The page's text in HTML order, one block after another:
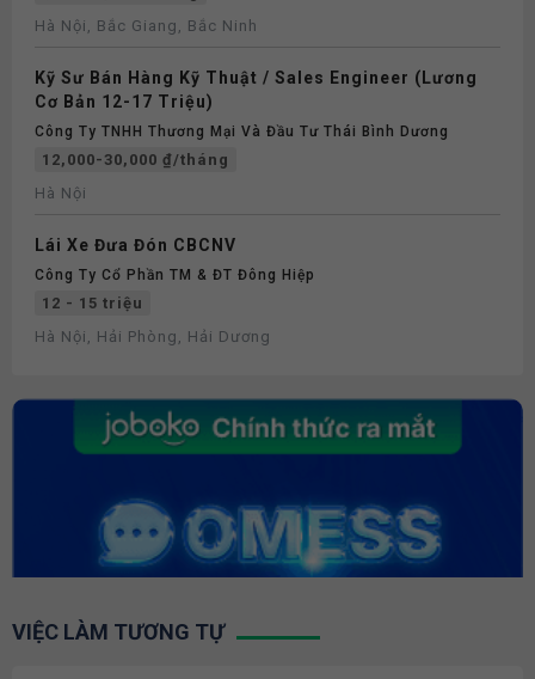
Hà Nội, Bắc Giang, Bắc Ninh
Kỹ Sư Bán Hàng Kỹ Thuật / Sales Engineer (Lương
Cơ Bản 12-17 Triệu)
Công Ty TNHH Thương Mại Và Đầu Tư Thái Bình Dương
12,000-30,000 ₫/tháng
Hà Nội
Lái Xe Đưa Đón CBCNV
Công Ty Cổ Phần TM & ĐT Đông Hiệp
12 - 15 triệu
Hà Nội, Hải Phòng, Hải Dương
VIỆC LÀM TƯƠNG TỰ